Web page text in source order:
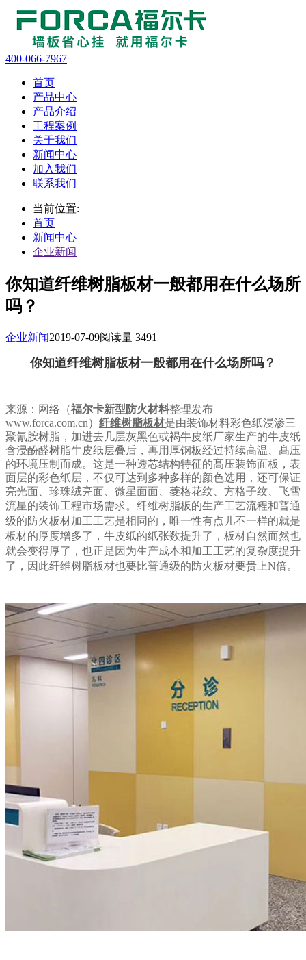
400-066-7967
首页
产品中心
产品介绍
工程案例
关于我们
新闻中心
加入我们
联系我们
当前位置:
首页
新闻中心
企业新闻
你知道纤维树脂板材一般都用在什么场所
吗？
企业新闻2019-07-09阅读量 3491
你知道纤维树脂板材一般都用在什么场所吗？
来源：网络（福尔卡新型防火材料整理发布
www.forca.com.cn） 纤维树脂板材是由装饰材料彩色纸浸渗三
聚氰胺树脂，加进去几层灰黑色或褐牛皮纸厂家生产的牛皮纸
含浸酚醛树脂牛皮纸层叠后，再用厚钢板经过持续高温、髙压
的环境压制而成。这是一种透芯结构特征的髙压装饰面板，表
面层的彩色纸层，不仅可达到多种多样的颜色选用，还可保证
亮光面、珍珠绒亮面、微星面面、菱格花纹、方格子纹、飞雪
流星的装饰工程市场需求。 纤维树脂板的生产工艺流程和普通
级的防火板材加工工艺是相同的，唯一性有点儿不一样的就是
板材的厚度增多了，牛皮纸的纸张数提升了，板材自然而然也
就会变得厚了，也正是因为生产成本和加工工艺的复杂度提升
了，因此纤维树脂板材也要比普通级的防火板材要贵上N倍。